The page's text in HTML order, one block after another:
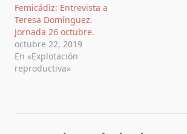
Femicádiz: Entrevista a
Teresa Domínguez.
Jornada 26 octubre.
octubre 22, 2019
En «Explotación
reproductiva»